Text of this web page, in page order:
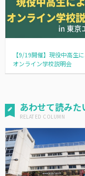
【9/19開催】現役中高生
オンライン学校説明会
あわせて読み